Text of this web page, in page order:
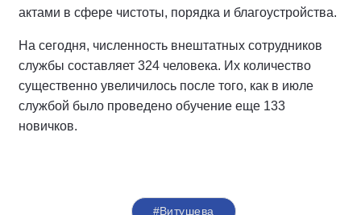
актами в сфере чистоты, порядка и благоустройства.
На сегодня, численность внештатных сотрудников
службы составляет 324 человека. Их количество
существенно увеличилось после того, как в июле
службой было проведено обучение еще 133
новичков.
#Витушева